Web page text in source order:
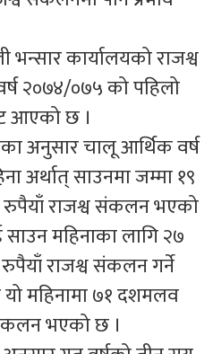
कार्यालयको राजश्व
२०७४/०७५ को पहिलो
आएको छ ।
अनुसार चालू आर्थिक वर्ष
अर्थात् साउनमा जम्मा १९
राजश्व संकलन भएको
महिनाका लागि २७
राजश्व संकलन गर्ने
यो महिनामा ७१ दशमलव
भएको छ ।